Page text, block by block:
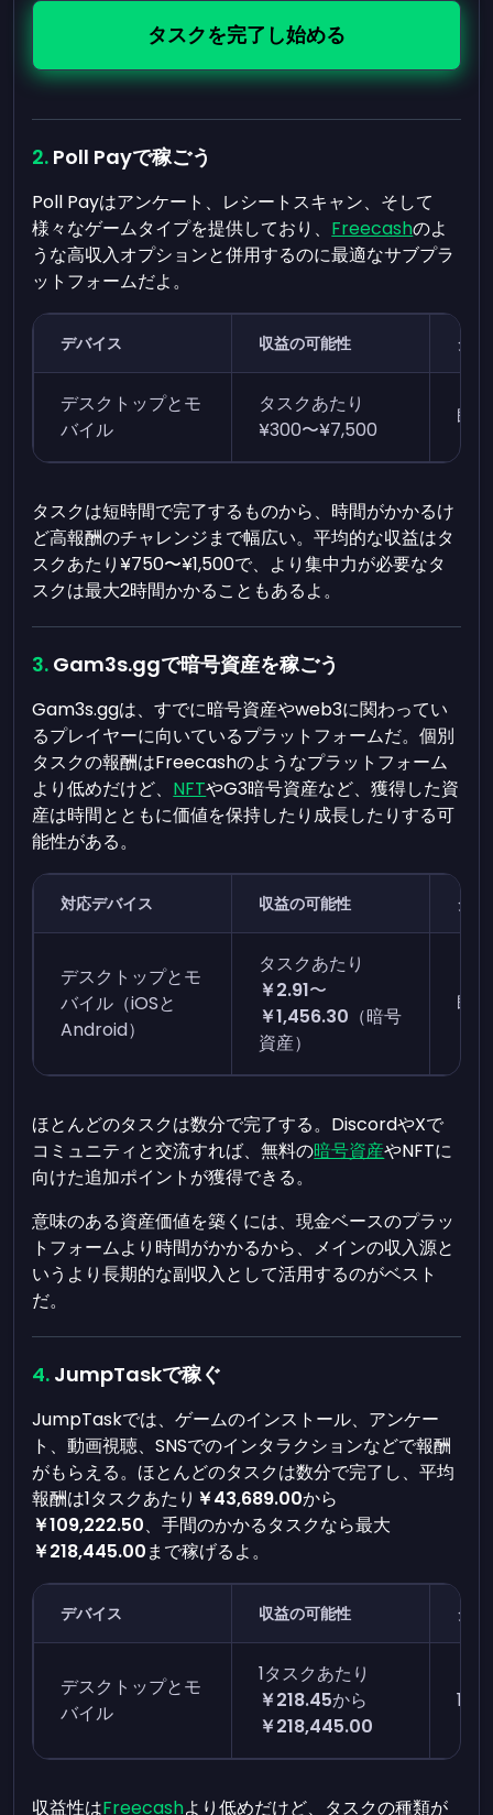
タスクを完了し始める
Poll Payで稼ごう
Poll Payはアンケート、レシートスキャン、そして
様々なゲームタイプを提供しており、 Freecashのよ
うな高収入オプションと併用するのに最適なサブプラ
ットフォームだよ。
デバイス 収益の可能性 タス
デスクトップとモ
バイル
タスクあたり
¥300〜¥7,500
即
タスクは短時間で完了するものから、時間がかかるけ
ど高報酬のチャレンジまで幅広い。平均的な収益はタ
スクあたり¥750〜¥1,500で、より集中力が必要なタ
スクは最大2時間かかることもあるよ。
Gam3s.ggで暗号資産を稼ごう
Gam3s.ggは、すでに暗号資産やweb3に関わってい
るプレイヤーに向いているプラットフォームだ。個別
タスクの報酬はFreecashのようなプラットフォーム
より低めだけど、 NFTやG3暗号資産など、獲得した資
産は時間とともに価値を保持したり成長したりする可
能性がある。
対応デバイス 収益の可能性 タス
デスクトップとモ
バイル（iOSと
Android）
タスクあたり
￥2.91〜
￥1,456.30 （暗号
資産）
即
ほとんどのタスクは数分で完了する。DiscordやXで
コミュニティと交流すれば、無料の暗号資産やNFTに
向けた追加ポイントが獲得できる。
意味のある資産価値を築くには、現金ベースのプラッ
トフォームより時間がかかるから、メインの収入源と
いうより長期的な副収入として活用するのがベスト
だ。
JumpTaskで稼ぐ
JumpTaskでは、ゲームのインストール、アンケー
ト、動画視聴、SNSでのインタラクションなどで報酬
がもらえる。ほとんどのタスクは数分で完了し、平均
報酬は1タスクあたり ￥43,689.00から
￥109,222.50、手間のかかるタスクなら最大
￥218,445.00まで稼げるよ。
デバイス 収益の可能性 タス
デスクトップとモ
バイル
1タスクあたり
￥218.45から
￥218,445.00
1タ
収益性はFreecashより低めだけど、タスクの種類が